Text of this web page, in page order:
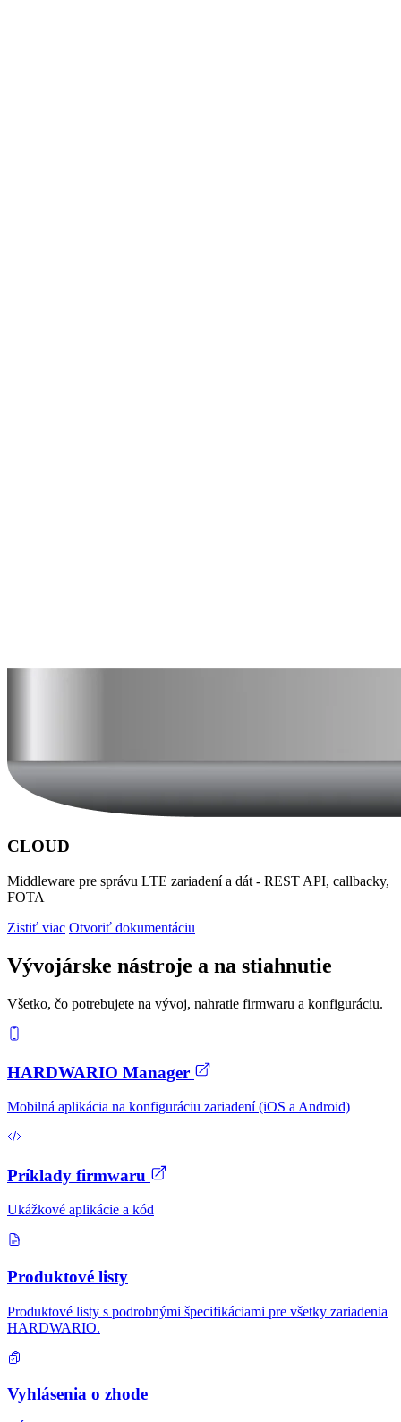
CLOUD
Middleware pre správu LTE zariadení a dát - REST API, callbacky,
FOTA
Zistiť viac Otvoriť dokumentáciu
Vývojárske nástroje a na stiahnutie
Všetko, čo potrebujete na vývoj, nahratie firmwaru a konfiguráciu.
HARDWARIO Manager
Mobilná aplikácia na konfiguráciu zariadení (iOS a Android)
Príklady firmwaru
Ukážkové aplikácie a kód
Produktové listy
Produktové listy s podrobnými špecifikáciami pre všetky zariadenia
HARDWARIO.
Vyhlásenia o zhode